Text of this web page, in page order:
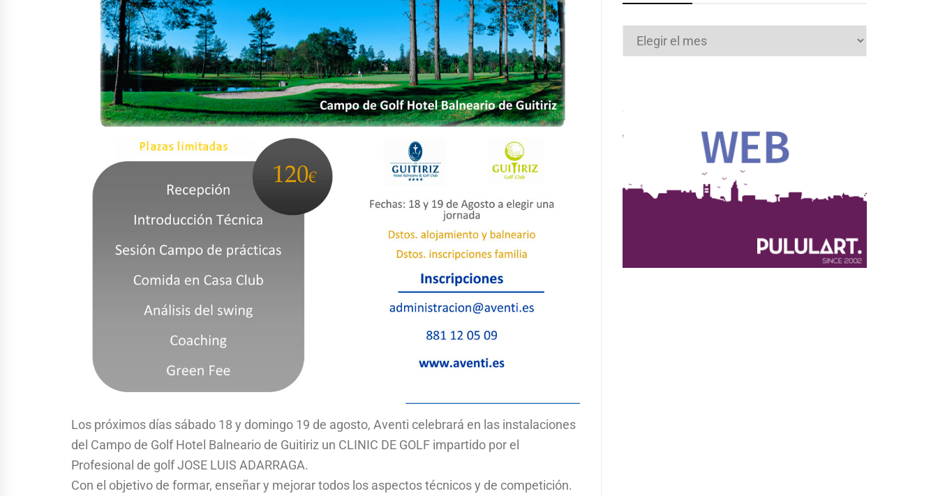
Los próximos días sábado 18 y domingo 19 de agosto, Aventi celebrará en las instalaciones
del Campo de Golf Hotel Balneario de Guitiriz un CLINIC DE GOLF impartido por el
Profesional de golf JOSE LUIS ADARRAGA.
Con el objetivo de formar, enseñar y mejorar todos los aspectos técnicos y de competición.
Archivos